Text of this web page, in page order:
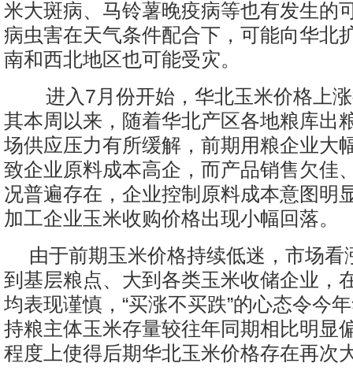
米大斑病、马铃薯晚疫病等也有发生的
病虫害在天气条件配合下，可能向华北
南和西北地区也可能受灾。
进入7月份开始，华北玉米价格上
其本周以来，随着华北产区各地粮库出
场供应压力有所缓解，前期用粮企业大
致企业原料成本高企，而产品销售欠佳
况普遍存在，企业控制原料成本意图明
加工企业玉米收购价格出现小幅回落。
由于前期玉米价格持续低迷，市场看
到基层粮点、大到各类玉米收储企业，
均表现谨慎，“买涨不买跌”的心态令今
持粮主体玉米存量较往年同期相比明显
程度上使得后期华北玉米价格存在再次